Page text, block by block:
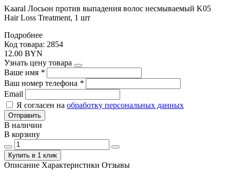
Kaaral Лосьон против выпадения волос несмываемый K05
Hair Loss Treatment, 1 шт
Подробнее
Код товара: 2854
12.00 BYN
Узнать цену товара
Ваше имя *
Ваш номер телефона *
Email
Я согласен на обработку персональных данных
Отправить
В наличии
В корзину
Купить в 1 клик
Описание Характеристики Отзывы